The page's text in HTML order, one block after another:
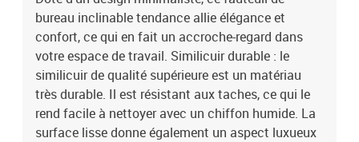
bureau inclinable tendance allie élégance et
confort, ce qui en fait un accroche-regard dans
votre espace de travail. Similicuir durable : le
similicuir de qualité supérieure est un matériau
très durable. Il est résistant aux taches, ce qui le
rend facile à nettoyer avec un chiffon humide. La
surface lisse donne également un aspect luxueux